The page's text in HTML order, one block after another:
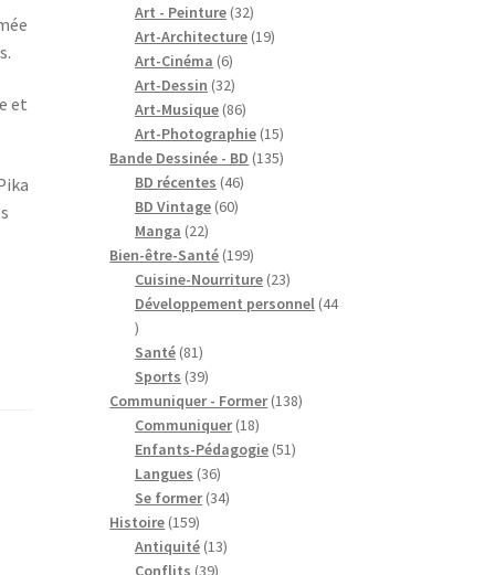
et
produits
Art - Peinture 3232
produits
Art-Architecture 1919
Art-Cinéma 66
produits
Art-Dessin 3232
produits
Art-Musique 8686
produits
Art-Photographie 1515
produits
Bande Dessinée - BD 135135
BD récentes 4646
BD Vintage 6060
Manga 2222
produits
Bien-être-Santé 199199
produits
Cuisine-Nourriture 2323
produits
Développement personnel 44
44
produits
Santé 8181
produits
Sports 3939
produits
Communiquer - Former 138138
Communiquer 1818
produits
Enfants-Pédagogie 5151
Langues 3636
produits
Se former 3434
Histoire 159159
produits
Antiquité 1313
Conflits 3939